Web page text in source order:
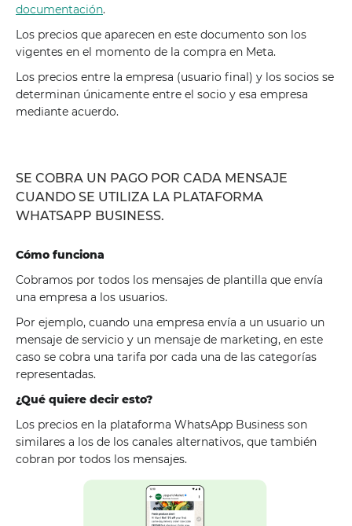
documentación.
Los precios que aparecen en este documento son los
vigentes en el momento de la compra en Meta.
Los precios entre la empresa (usuario final) y los socios se
determinan únicamente entre el socio y esa empresa
mediante acuerdo.
SE COBRA UN PAGO POR CADA MENSAJE
CUANDO SE UTILIZA LA PLATAFORMA
WHATSAPP BUSINESS.
Cómo funciona
Cobramos por todos los mensajes de plantilla que envía
una empresa a los usuarios.
Por ejemplo, cuando una empresa envía a un usuario un
mensaje de servicio y un mensaje de marketing, en este
caso se cobra una tarifa por cada una de las categorías
representadas.
¿Qué quiere decir esto?
Los precios en la plataforma WhatsApp Business son
similares a los de los canales alternativos, que también
cobran por todos los mensajes.